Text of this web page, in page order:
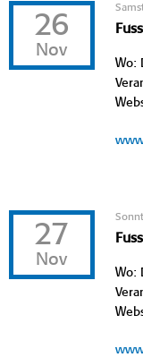
26
Nov
Wo:
27
Nov
Wo: